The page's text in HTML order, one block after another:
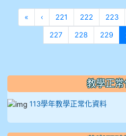
« 第一頁
‹ 上一頁
221 222 223
227
228 229
教學正常
113學年教學正常化資料